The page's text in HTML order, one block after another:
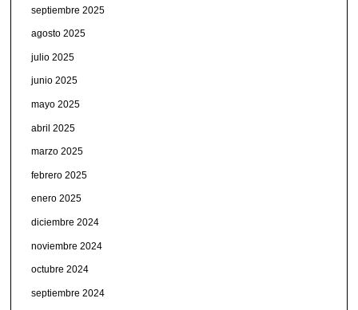
septiembre 2025
agosto 2025
julio 2025
junio 2025
mayo 2025
abril 2025
marzo 2025
febrero 2025
enero 2025
diciembre 2024
noviembre 2024
octubre 2024
septiembre 2024